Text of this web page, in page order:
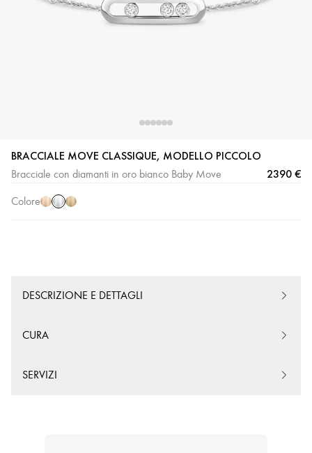
BRACCIALE MOVE CLASSIQUE, MODELLO PICCOLO
Bracciale con diamanti in oro bianco Baby Move 2390 €
Colore
Oro
rosa bianco
Oro
giallo
DESCRIZIONE E DETTAGLI
CURA
SERVIZI